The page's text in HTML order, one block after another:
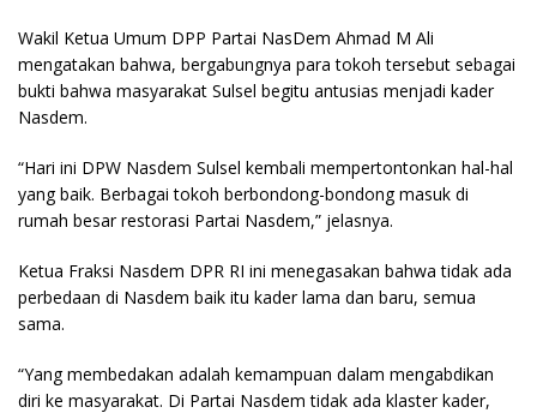
Wakil Ketua Umum DPP Partai NasDem Ahmad M Ali
mengatakan bahwa, bergabungnya para tokoh tersebut sebagai
bukti bahwa masyarakat Sulsel begitu antusias menjadi kader
Nasdem.
“Hari ini DPW Nasdem Sulsel kembali mempertontonkan hal-hal
yang baik. Berbagai tokoh berbondong-bondong masuk di
rumah besar restorasi Partai Nasdem,” jelasnya.
Ketua Fraksi Nasdem DPR RI ini menegasakan bahwa tidak ada
perbedaan di Nasdem baik itu kader lama dan baru, semua
sama.
“Yang membedakan adalah kemampuan dalam mengabdikan
diri ke masyarakat. Di Partai Nasdem tidak ada klaster kader,